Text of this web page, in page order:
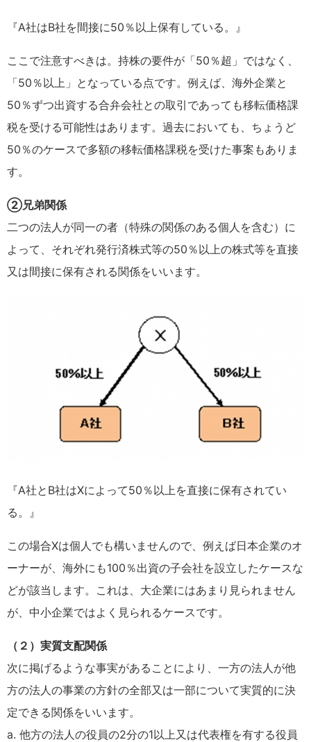
『A社はB社を間接に50％以上保有している。』
ここで注意すべきは。持株の要件が「50％超」ではなく、
「50％以上」となっている点です。例えば、海外企業と
50％ずつ出資する合弁会社との取引であっても移転価格課
税を受ける可能性はあります。過去においても、ちょうど
50％のケースで多額の移転価格課税を受けた事案もありま
す。
②兄弟関係
二つの法人が同一の者（特殊の関係のある個人を含む）に
よって、それぞれ発行済株式等の50％以上の株式等を直接
又は間接に保有される関係をいいます。
『A社とB社はXによって50％以上を直接に保有されてい
る。』
この場合Xは個人でも構いませんので、例えば日本企業のオ
ーナーが、海外にも100％出資の子会社を設立したケースな
どが該当します。これは、大企業にはあまり見られません
が、中小企業ではよく見られるケースです。
（２）実質支配関係
次に掲げるような事実があることにより、一方の法人が他
方の法人の事業の方針の全部又は一部について実質的に決
定できる関係をいいます。
a. 他方の法人の役員の2分の1以上又は代表権を有する役員